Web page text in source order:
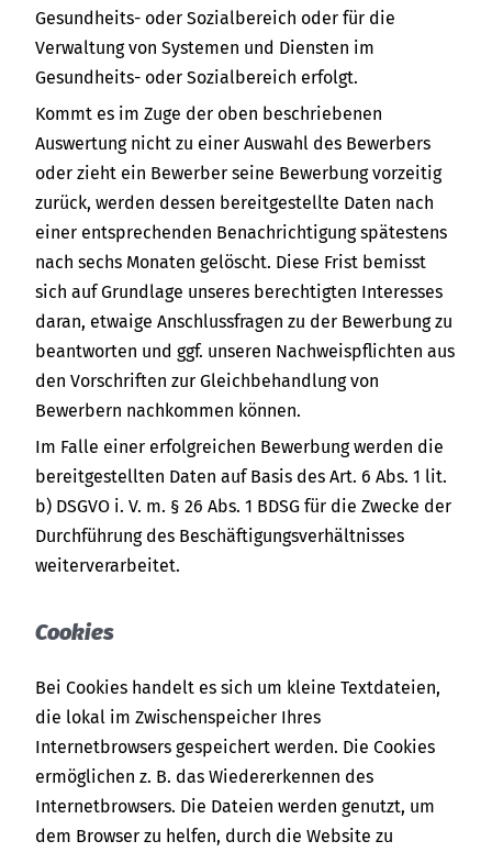
Gesundheits- oder Sozialbereich oder für die
Verwaltung von Systemen und Diensten im
Gesundheits- oder Sozialbereich erfolgt.
Kommt es im Zuge der oben beschriebenen
Auswertung nicht zu einer Auswahl des Bewerbers
oder zieht ein Bewerber seine Bewerbung vorzeitig
zurück, werden dessen bereitgestellte Daten nach
einer entsprechenden Benachrichtigung spätestens
nach sechs Monaten gelöscht. Diese Frist bemisst
sich auf Grundlage unseres berechtigten Interesses
daran, etwaige Anschlussfragen zu der Bewerbung zu
beantworten und ggf. unseren Nachweispflichten aus
den Vorschriften zur Gleichbehandlung von
Bewerbern nachkommen können.
Im Falle einer erfolgreichen Bewerbung werden die
bereitgestellten Daten auf Basis des Art. 6 Abs. 1 lit.
b) DSGVO i. V. m. § 26 Abs. 1 BDSG für die Zwecke der
Durchführung des Beschäftigungsverhältnisses
weiterverarbeitet.
Cookies
Bei Cookies handelt es sich um kleine Textdateien,
die lokal im Zwischenspeicher Ihres
Internetbrowsers gespeichert werden. Die Cookies
ermöglichen z. B. das Wiedererkennen des
Internetbrowsers. Die Dateien werden genutzt, um
dem Browser zu helfen, durch die Website zu